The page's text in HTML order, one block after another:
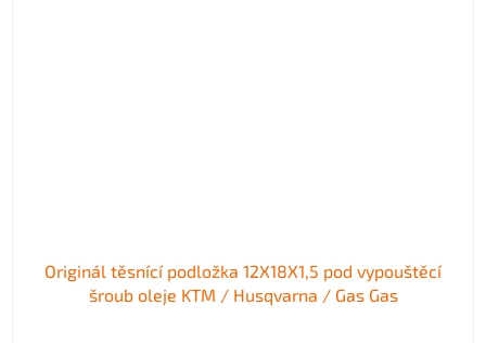
Originál těsnící podložka 12X18X1,5 pod vypouštěcí
šroub oleje KTM / Husqvarna / Gas Gas